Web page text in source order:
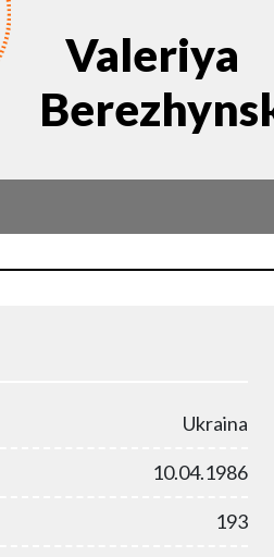
Valeriya
Ukraina
10.04.1986
193